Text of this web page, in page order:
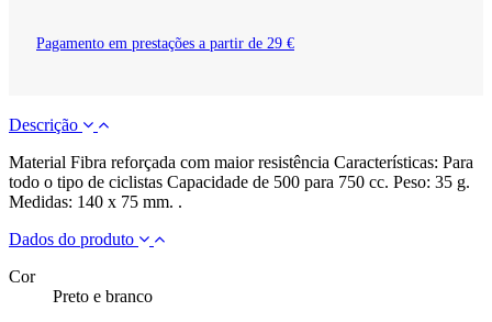
Pagamento em prestações a partir de 29 €
Descrição
Material Fibra reforçada com maior resistência Características: Para
todo o tipo de ciclistas Capacidade de 500 para 750 cc. Peso: 35 g.
Medidas: 140 x 75 mm. .
Dados do produto
Cor
Preto e branco